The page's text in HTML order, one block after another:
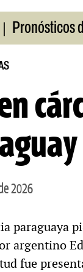
de
2026
paraguaya
argentino
fue